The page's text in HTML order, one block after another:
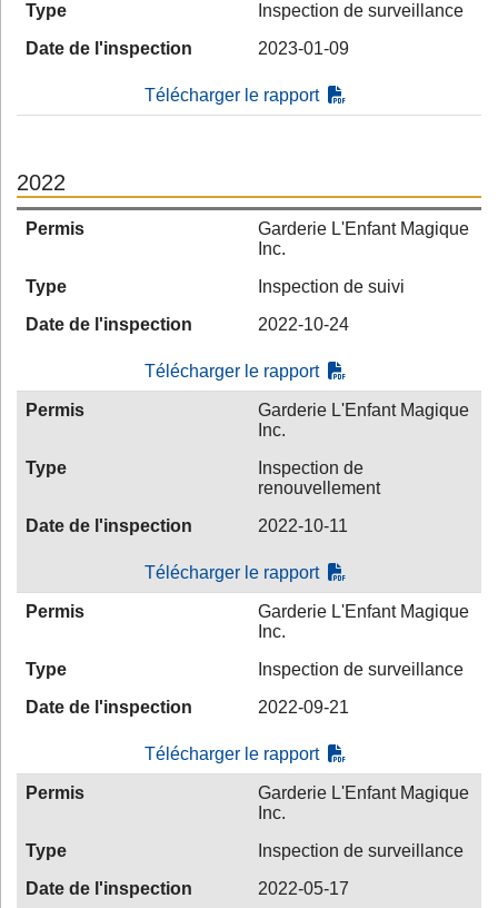
Type
Inspection de surveillance
Date de l'inspection
2023-01-09
Télécharger le rapport
2022
Permis
Garderie L'Enfant Magique
Inc.
Type
Inspection de suivi
Date de l'inspection
2022-10-24
Télécharger le rapport
Permis
Garderie L'Enfant Magique
Inc.
Type
Inspection de
renouvellement
Date de l'inspection
2022-10-11
Télécharger le rapport
Permis
Garderie L'Enfant Magique
Inc.
Type
Inspection de surveillance
Date de l'inspection
2022-09-21
Télécharger le rapport
Permis
Garderie L'Enfant Magique
Inc.
Type
Inspection de surveillance
Date de l'inspection
2022-05-17